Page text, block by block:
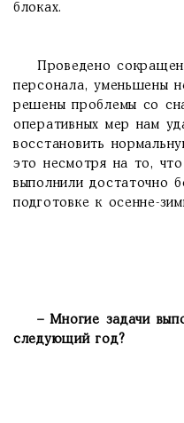
блоках.
Проведено
персонала, уменьшены
решены проблемы со
оперативных мер нам
восстановить
это несмотря на то,
выполнили достаточно
подготовке к осенне-
– Многие задачи
следующий год?